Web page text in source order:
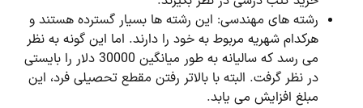
رشته های مهندسی: این رشته ها بسیار گسترده هستند و
هرکدام شهریه مربوط به خود را دارند. اما این گونه به نظر
می رسد که سالیانه به طور میانگین 30000 دلار را بایستی
در نظر گرفت. البته با بالاتر رفتن مقطع تحصیلی فرد، این
مبلغ افزایش می یابد.